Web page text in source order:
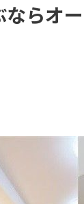
らオ